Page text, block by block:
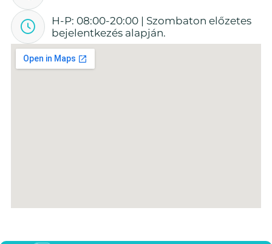
H-P: 08:00-20:00 | Szombaton előzetes
bejelentkezés alapján.